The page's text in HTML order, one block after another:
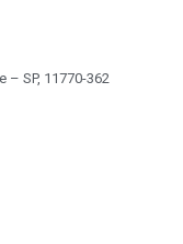
– SP, 11770-362